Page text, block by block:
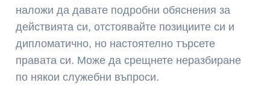
наложи да давате подробни обяснения за
действията си, отстоявайте позициите си и
дипломатично, но настоятелно търсете
правата си. Може да срещнете неразбиране
по някои служебни въпроси.